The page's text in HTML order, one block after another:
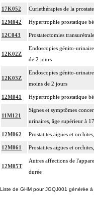
17K052 Curiethérapies de la
12M042 Hypertrophie prostatique
12C043 Prostatectomies
12K02Z
Endoscopies génito-
de 2 jours
12K03Z
Endoscopies génito-
moins de 2 jours
12M041 Hypertrophie prostatique
11M121
Signes et symptômes
urinaires, âge supérieur à
12M062 Prostatites aigües et
12M061 Prostatites aigües et
12M05T
Autres affections de
durée
Liste de GHM pour JGQJ001 générée